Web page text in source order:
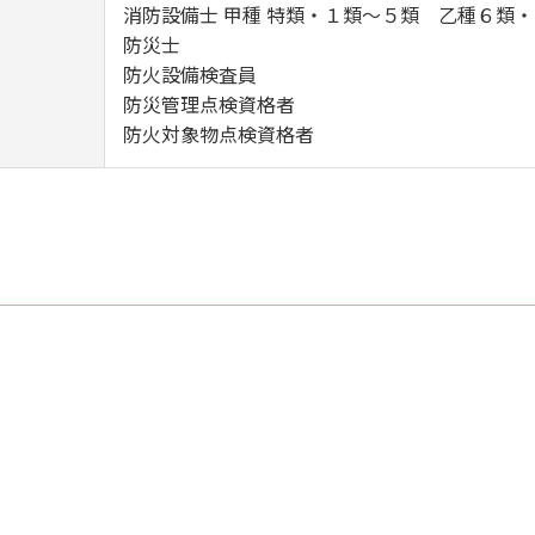
消防設備士 甲種 特類・１類～５類 乙種６類
防災士
防火設備検査員
防災管理点検資格者
防火対象物点検資格者